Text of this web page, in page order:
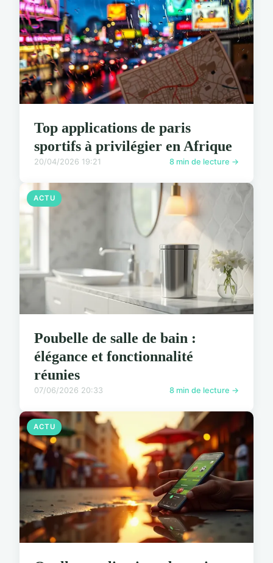
Top applications de paris
sportifs à privilégier en Afrique
20/04/2026 19:21 8 min de lecture →
ACTU
Poubelle de salle de bain :
élégance et fonctionnalité
réunies
07/06/2026 20:33 8 min de lecture →
ACTU